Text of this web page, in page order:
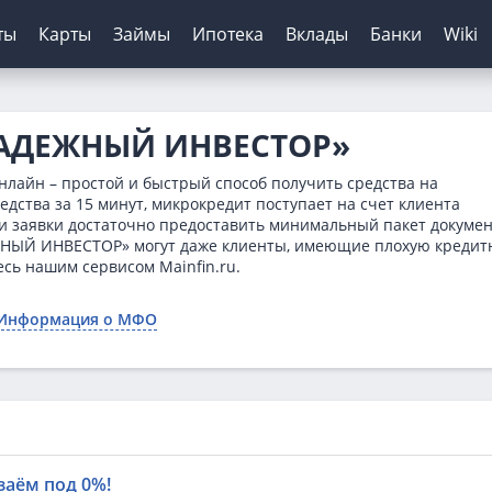
Архив ЦБ РФ
Курс доллара ЦБ
кредитов
Банк
Без первого взноса
На авто с пробегом
Карты
С кэшбэком
Займы
отказа
Платиза
Монеткин
Ипотека
ипотеки
Вклады
Калькулятор вкладов
Банки Wiki
ИНВЕСТОР»
– простой и быстрый способ получить средства на
за 15 минут, микрокредит поступает на счет клиента
достаточно предоставить минимальный пакет
ИНВЕСТОР» могут даже клиенты, имеющие плохую
нашим сервисом Mainfin.ru.
о МФО
под 0%!